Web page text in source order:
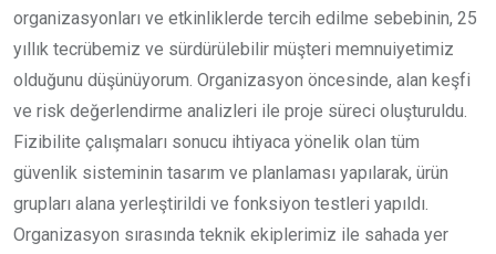
organizasyonları ve etkinliklerde tercih edilme sebebinin, 25
yıllık tecrübemiz ve sürdürülebilir müşteri memnuiyetimiz
olduğunu düşünüyorum. Organizasyon öncesinde, alan keşfi
ve risk değerlendirme analizleri ile proje süreci oluşturuldu.
Fizibilite çalışmaları sonucu ihtiyaca yönelik olan tüm
güvenlik sisteminin tasarım ve planlaması yapılarak, ürün
grupları alana yerleştirildi ve fonksiyon testleri yapıldı.
Organizasyon sırasında teknik ekiplerimiz ile sahada yer